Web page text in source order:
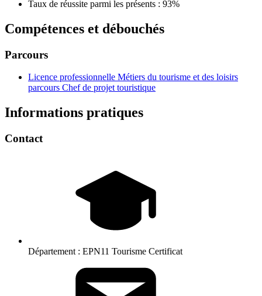
Taux de réussite parmi les présents : 93%
Compétences et débouchés
Parcours
Licence professionnelle Métiers du tourisme et des loisirs
parcours Chef de projet touristique
Informations pratiques
Contact
Département : EPN11 Tourisme Certificat